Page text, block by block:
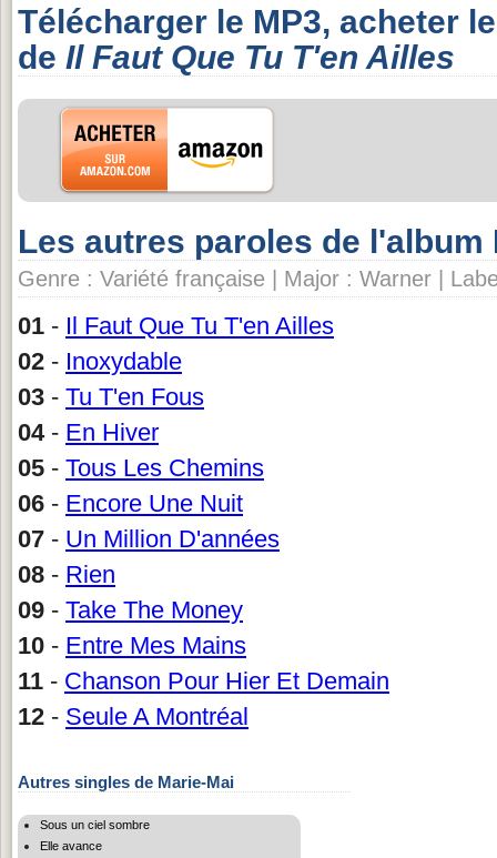
Télécharger le MP3, acheter
de Il Faut Que Tu T'en Ailles
Les autres paroles de l'album
Genre : Variété française | Major : Warner |
01 - Il Faut Que Tu T'en Ailles
02 - Inoxydable
03 - Tu T'en Fous
04- En Hiver
05 - Tous Les Chemins
06 - Encore Une Nuit
07 - Un Million D'années
08 - Rien
09 - Take The Money
10 - Entre Mes Mains
11 - Chanson Pour Hier Et Demain
12 - Seule A Montréal
Autres singles de Marie-Mai
Sous un ciel sombre
Elle avance